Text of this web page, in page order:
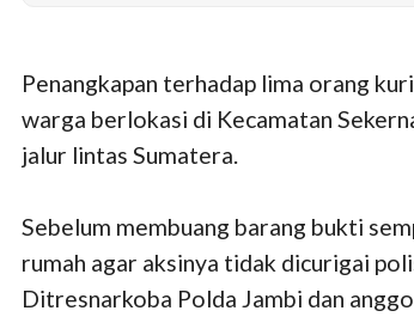
Penangkapan terhadap lima orang
warga berlokasi di Kecamatan
jalur lintas Sumatera.
Sebelum membuang barang bukti
rumah agar aksinya tidak dicurigai
Ditresnarkoba Polda Jambi dan